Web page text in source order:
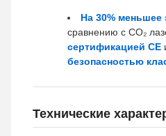
На 30% меньшее
сравнению с CO₂
сертификацией CE
безопасностью
Технические